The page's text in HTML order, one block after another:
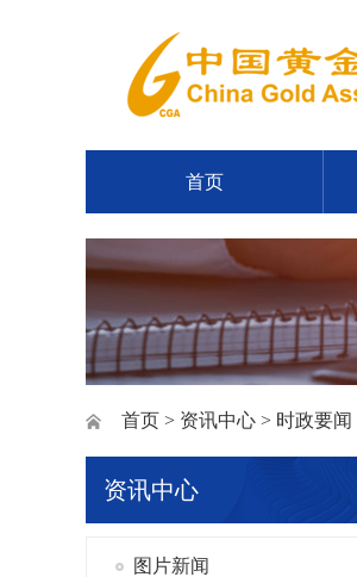
首页
首页 > 资讯中心 > 时政要闻
资讯中心
图片新闻